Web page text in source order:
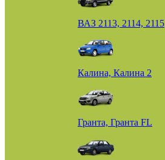
ВАЗ 2113, 2114, 2115
Калина, Калина 2
Гранта, Гранта FL